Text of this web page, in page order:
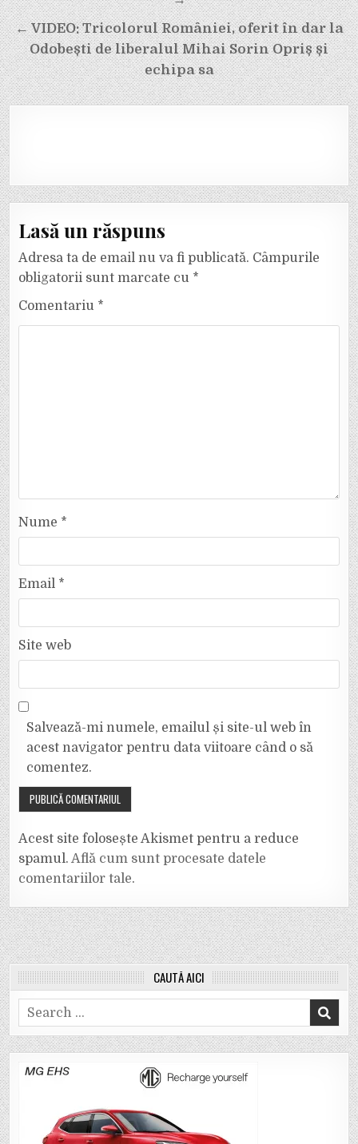
articole
← VIDEO: Tricolorul României, oferit în dar la
Odobești de liberalul Mihai Sorin Opriș și
echipa sa
Lasă un răspuns
Adresa ta de email nu va fi publicată. Câmpurile
obligatorii sunt marcate cu *
Comentariu *
Nume *
Email *
Site web
Salvează-mi numele, emailul și site-ul web în
acest navigator pentru data viitoare când o să
comentez.
Acest site folosește Akismet pentru a reduce
spamul.Află cum sunt procesate datele
comentariilor tale.
CAUTĂ AICI
Search
for: